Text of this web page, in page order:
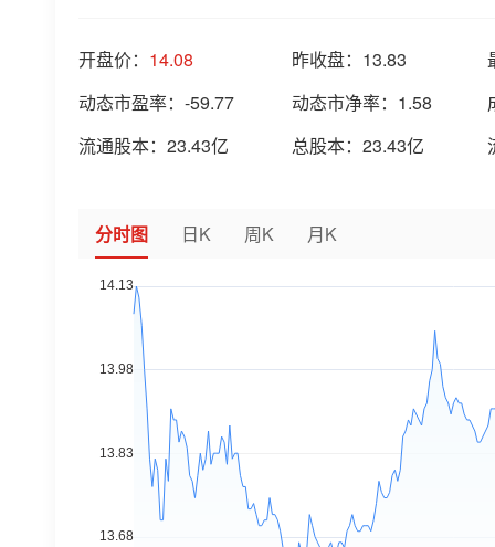
开盘价： 14.08 昨收盘： 13.83
动态市盈率： -59.77 动态市净率： 1.58
流通股本： 23.43亿 总股本： 23.43亿
分时图 日K 周K 月K